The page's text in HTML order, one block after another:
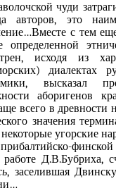
чуди
авторов, это
с тем
исходя из
диалектах
высказал
аборигенов
всего в древности
значения
угорские
Д.В.Бубриха,
, заселившая